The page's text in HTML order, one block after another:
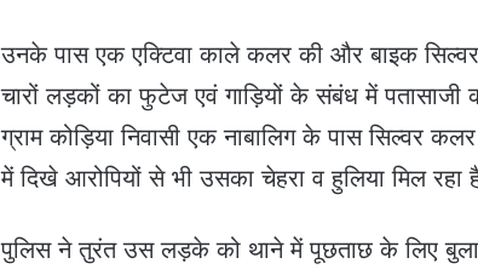
उनके पास एक एक्टिवा काले कलर की और बाइक
चारों लड़कों का फुटेज एवं गाड़ियों के संबंध में पतासाजी
ग्राम कोड़िया निवासी एक नाबालिग के पास सिल्वर
में दिखे आरोपियों से भी उसका चेहरा व हुलिया मिल रहा
पुलिस ने तुरंत उस लड़के को थाने में पूछताछ के लिए